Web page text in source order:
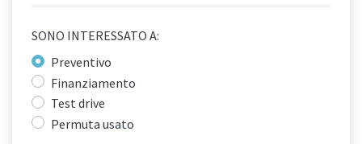
SONO INTERESSATO A:
Preventivo
Finanziamento
Test drive
Permuta usato